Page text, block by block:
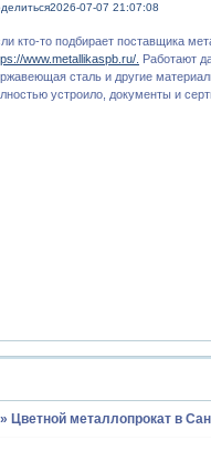
2026-07-07 21:07:08
кто-то подбирает поставщика
www.metallikaspb.ru/. Работают
сталь и другие
устроило, документы и
» Цветной металлопрокат в